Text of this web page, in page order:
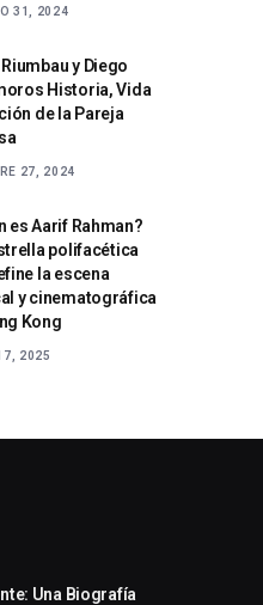
31, 2024
y Diego
Historia, Vida
de la Pareja
27, 2024
es Aarif Rahman?
polifacética
la escena
y cinematográfica
Kong
2025
Una Biografía